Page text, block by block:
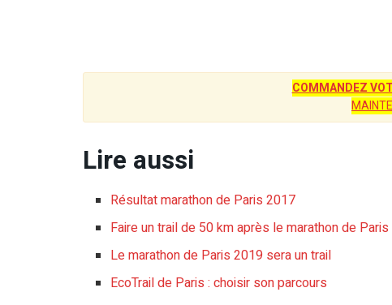
COMMANDEZ
Lire aussi
Résultat marathon de Paris 2017
Faire un trail de 50 km après le marathon de Paris
Le marathon de Paris 2019 sera un trail
EcoTrail de Paris : choisir son parcours